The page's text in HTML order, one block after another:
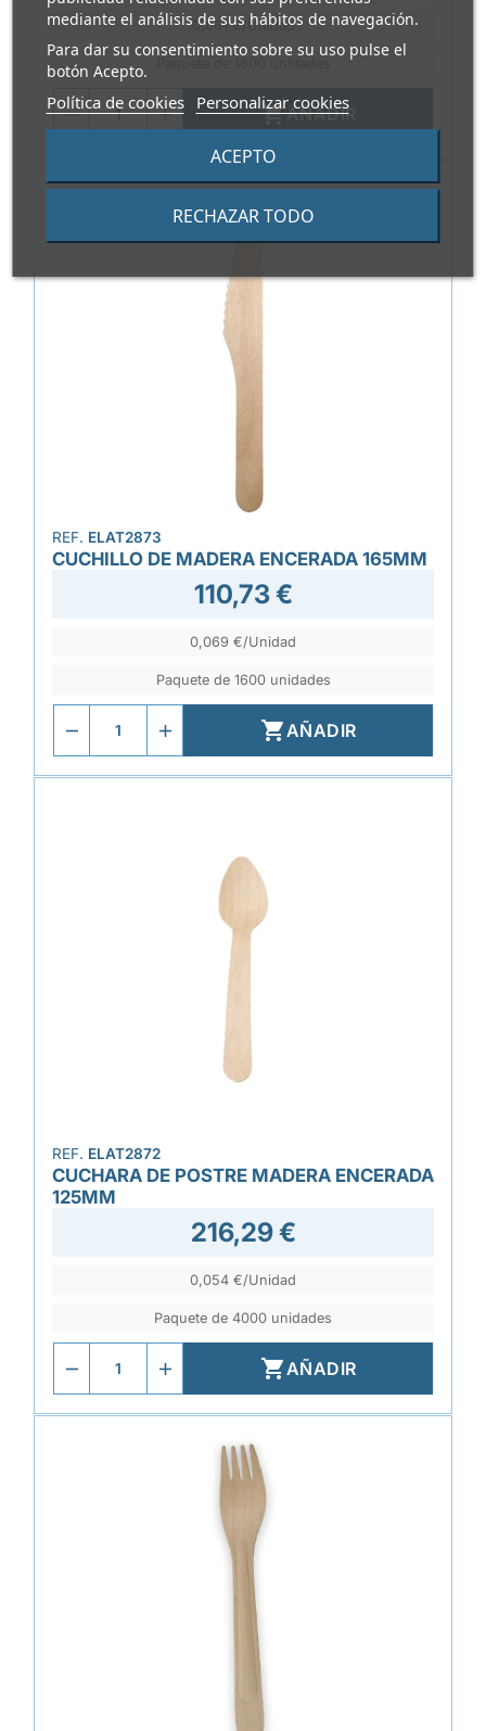
mediante el análisis de sus hábitos de navegación.
Para dar su consentimiento sobre su uso pulse el
botón Acepto.
Política de cookies Personalizar cookies
RECHAZAR TODO
ACEPTO
0,061 €/Unidad
AÑADIR
REF. ELAT2873
CUCHILLO DE MADERA ENCERADA 165MM
110,73 €
0,069 €/Unidad
Paquete de 1600 unidades
AÑADIR
REF. ELAT2872
CUCHARA DE POSTRE MADERA ENCERADA
125MM
216,29 €
0,054 €/Unidad
Paquete de 4000 unidades
AÑADIR